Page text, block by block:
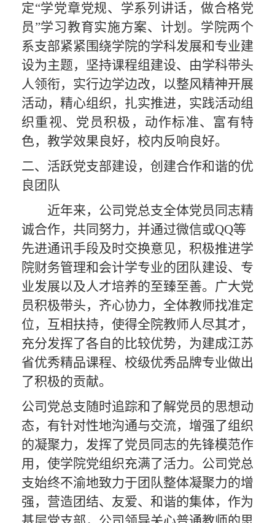
定“学党章党规、学系列讲话，做合格党
员”学习教育实施方案、计划。学院两个
系支部紧紧围绕学院的学科发展和专业建
设为主题，坚持课程组建设、由学科带头
人领衔，实行边学边改，以整风精神开展
活动，精心组织，扎实推进，实践活动组
织重视、党员积极，动作标准、富有特
色，教学效果良好，校内反响良好。
二、 活跃党支部建设，创建合作和谐的优
良团队
近年来， 公司党总支全体党员同志精
诚合作，共同努力， 并通过微信或QQ等
先进通讯手段及时交换意见， 积极推进学
院财务管理和会计学专业的团队建设、专
业发展以及人才培养的至臻至善。广大党
员积极带头， 齐心协力 ，全体教师找准定
位，互相扶持，使得全院教师人尽其才，
充分发挥了各自的比较优势，为建成江苏
省优秀精品课程、 校级优秀品牌专业做出
了积极的贡献。
公司党总支随时追踪和了解党员的思想动
态，有针对性地沟通与交流，增强了组织
的凝聚力，发挥了党员 同志的先锋模范作
用， 使学院党组织充满了活力。 公司党总
支始终不渝地致力于团队整体凝聚力的增
强 ，营造团结、友爱、和谐的集体，作为